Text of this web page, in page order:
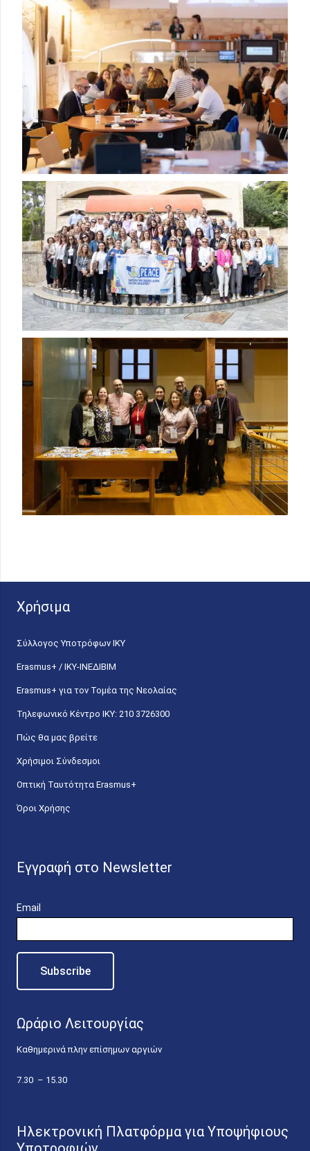
Χρήσιμα
Σύλλογος Υποτρόφων ΙΚΥ
Erasmus+ / ΙΚΥ-ΙΝΕΔΙΒΙΜ
Erasmus+ για τον Τομέα της Νεολαίας
Τηλεφωνικό Κέντρο IKY: 210 3726300
Πώς θα μας βρείτε
Χρήσιμοι Σύνδεσμοι
Οπτική Ταυτότητα Erasmus+
Όροι Χρήσης
Εγγραφή στο Newsletter
Email
Ωράριο Λειτουργίας
Καθημερινά πλην επίσημων αργιών
7.30 – 15.30
Ηλεκτρονική Πλατφόρμα για Υποψήφιους